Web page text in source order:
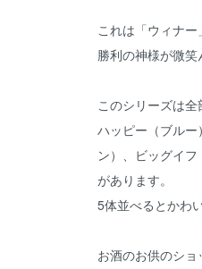
これは「ウィナー
勝利の神様が微笑
このシリーズは全
ハッピー（ブル
ン）、ビッグイフ
があります。
5体並べるとかわ
お酒のお供のシ